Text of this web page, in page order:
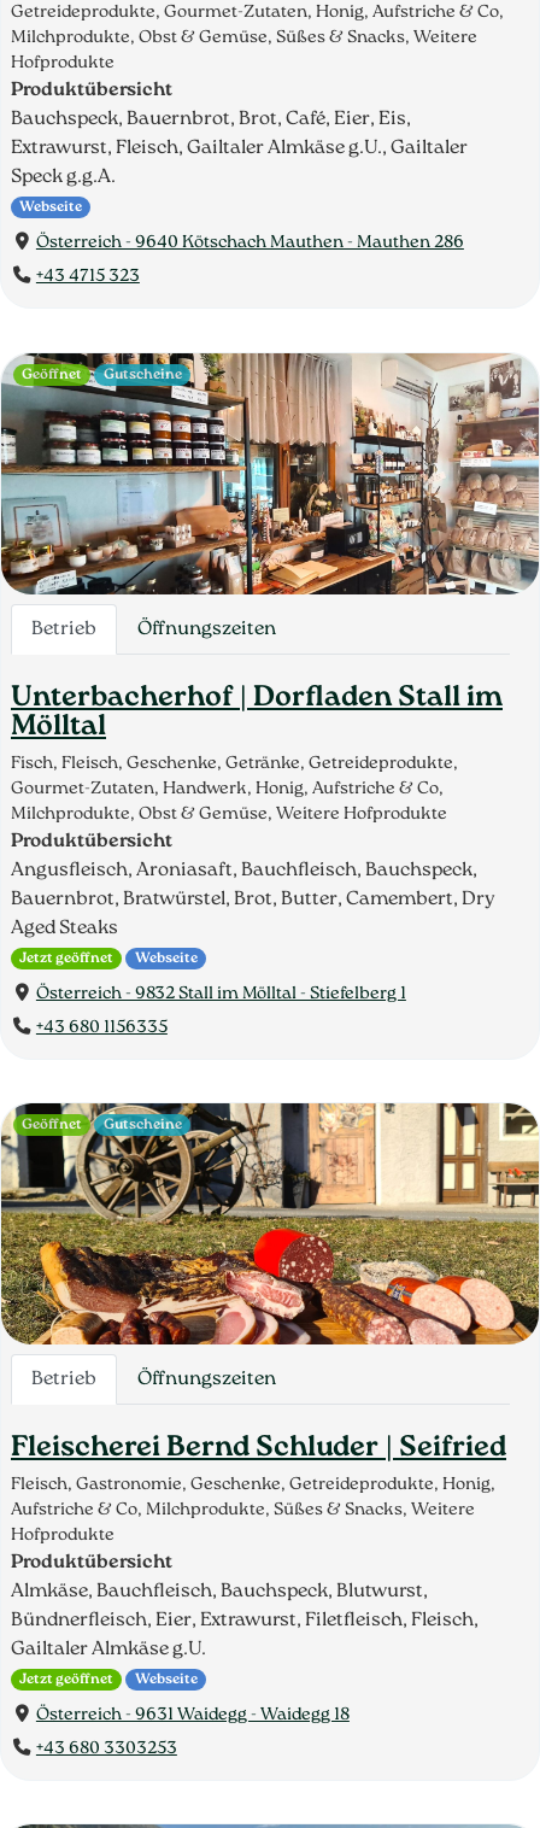
Getreideprodukte, Gourmet-Zutaten, Honig, Aufstriche & Co,
Milchprodukte, Obst & Gemüse, Süßes & Snacks, Weitere
Hofprodukte
Produktübersicht
Bauchspeck, Bauernbrot, Brot, Café, Eier, Eis,
Extrawurst, Fleisch, Gailtaler Almkäse g.U., Gailtaler
Speck g.g.A.
Webseite
Österreich - 9640 Kötschach Mauthen - Mauthen 286
+43 4715 323
Betrieb Öffnungszeiten
Unterbacherhof | Dorfladen Stall im
Mölltal
Fisch, Fleisch, Geschenke, Getränke, Getreideprodukte,
Gourmet-Zutaten, Handwerk, Honig, Aufstriche & Co,
Milchprodukte, Obst & Gemüse, Weitere Hofprodukte
Produktübersicht
Angusfleisch, Aroniasaft, Bauchfleisch, Bauchspeck,
Bauernbrot, Bratwürstel, Brot, Butter, Camembert, Dry
Aged Steaks
Jetzt geöffnet Webseite
Österreich - 9832 Stall im Mölltal - Stiefelberg 1
+43 680 1156335
Geöffnet Gutscheine
Betrieb Öffnungszeiten
Fleischerei Bernd Schluder | Seifried
Fleisch, Gastronomie, Geschenke, Getreideprodukte, Honig,
Aufstriche & Co, Milchprodukte, Süßes & Snacks, Weitere
Hofprodukte
Produktübersicht
Almkäse, Bauchfleisch, Bauchspeck, Blutwurst,
Bündnerfleisch, Eier, Extrawurst, Filetfleisch, Fleisch,
Gailtaler Almkäse g.U.
Jetzt geöffnet Webseite
Österreich - 9631 Waidegg - Waidegg 18
+43 680 3303253
Geöffnet Gutscheine